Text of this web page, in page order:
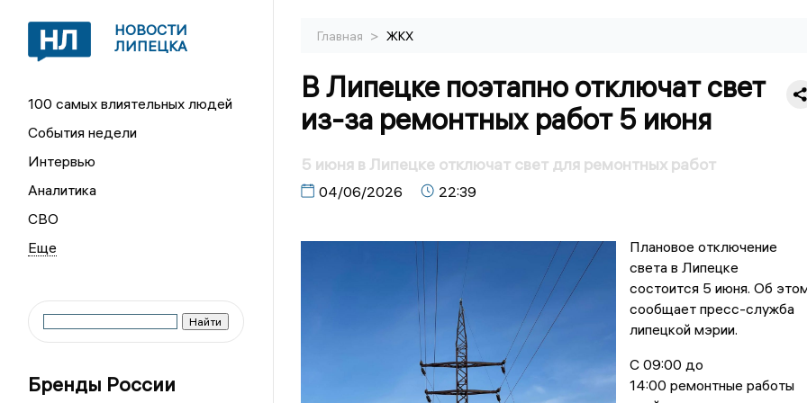
НОВОСТИ
ЛИПЕЦКА
100 самых влиятельных людей
События недели
Интервью
Аналитика
СВО
Бренды России
Главная > ЖКХ
В Липецке поэтапно отключат свет
из-за ремонтных работ 5 июня
5 июня в Липецке отключат свет для ремонтных работ
04/06/2026 22:39
Плановое отключение
света в Липецке
состоится 5 июня. Об
сообщает пресс-служба
липецкой мэрии.
С 09:00 до
14:00 ремонтные работы